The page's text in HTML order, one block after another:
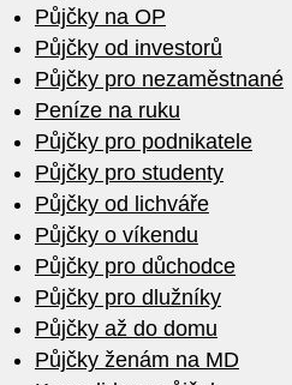
Půjčky na OP
Půjčky od investorů
Půjčky pro nezaměstnané
Peníze na ruku
Půjčky pro podnikatele
Půjčky pro studenty
Půjčky od lichváře
Půjčky o víkendu
Půjčky pro důchodce
Půjčky pro dlužníky
Půjčky až do domu
Půjčky ženám na MD